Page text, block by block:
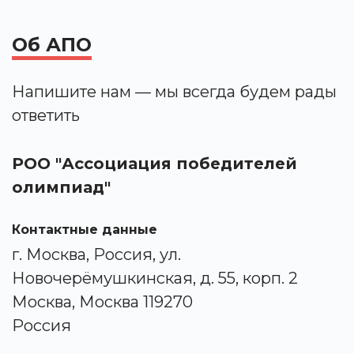
Об АПО
Напишите нам — мы всегда будем рады
ответить
РОО "Ассоциация победителей
олимпиад"
Контактные данные
г. Москва, Россия, ул.
Новочерёмушкинская, д. 55, корп. 2
Москва, Москва 119270
Россия